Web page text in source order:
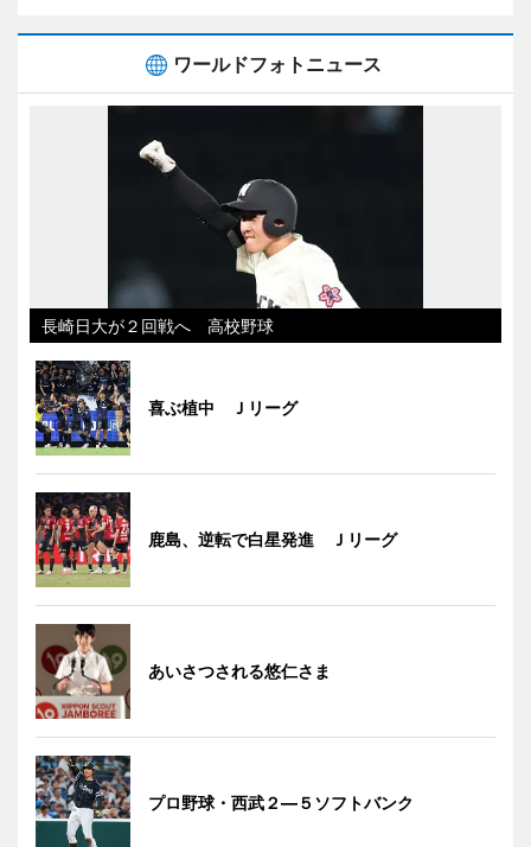
ワールドフォトニュース
長崎日大が２回戦へ 高校野球
喜ぶ植中 Ｊリーグ
鹿島、逆転で白星発進 Ｊリーグ
あいさつされる悠仁さま
プロ野球・西武２―５ソフトバンク